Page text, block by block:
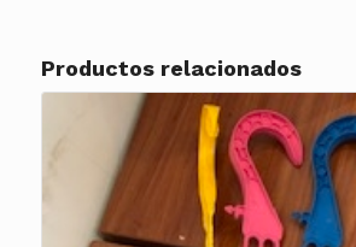
Productos relacionados